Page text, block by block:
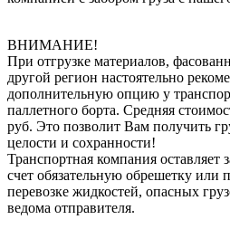
ВНИМАНИЕ!
При отгрузке материалов,
другой регион настоятельно
дополнительную опцию у
паллетного борта. Средняя
руб. Это позволит Вам получить
целости и сохранности!
Транспортная компания оставляет
счет обязательную обрешетку или
перевозке жидкостей, опасных
ведома отправителя.